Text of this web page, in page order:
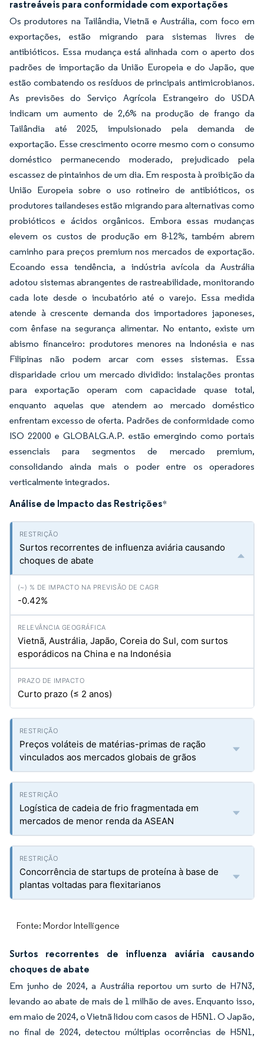
rastreáveis para conformidade com exportações
Os produtores na Tailândia, Vietnã e Austrália, com foco em
exportações, estão migrando para sistemas livres de
antibióticos. Essa mudança está alinhada com o aperto dos
padrões de importação da União Europeia e do Japão, que
estão combatendo os resíduos de principais antimicrobianos.
As previsões do Serviço Agrícola Estrangeiro do USDA
indicam um aumento de 2,6% na produção de frango da
Tailândia até 2025, impulsionado pela demanda de
exportação. Esse crescimento ocorre mesmo com o consumo
doméstico permanecendo moderado, prejudicado pela
escassez de pintainhos de um dia. Em resposta à proibição da
União Europeia sobre o uso rotineiro de antibióticos, os
produtores tailandeses estão migrando para alternativas como
probióticos e ácidos orgânicos. Embora essas mudanças
elevem os custos de produção em 8-12%, também abrem
caminho para preços premium nos mercados de exportação.
Ecoando essa tendência, a indústria avícola da Austrália
adotou sistemas abrangentes de rastreabilidade, monitorando
cada lote desde o incubatório até o varejo. Essa medida
atende à crescente demanda dos importadores japoneses,
com ênfase na segurança alimentar. No entanto, existe um
abismo financeiro: produtores menores na Indonésia e nas
Filipinas não podem arcar com esses sistemas. Essa
disparidade criou um mercado dividido: instalações prontas
para exportação operam com capacidade quase total,
enquanto aquelas que atendem ao mercado doméstico
enfrentam excesso de oferta. Padrões de conformidade como
ISO 22000 e GLOBALG.A.P. estão emergindo como portais
essenciais para segmentos de mercado premium,
consolidando ainda mais o poder entre os operadores
verticalmente integrados.
Análise de Impacto das Restrições*
Surtos recorrentes de influenza aviária causando
choques de abate
-0.42%
Vietnã, Austrália, Japão, Coreia do Sul, com surtos
esporádicos na China e na Indonésia
Curto prazo (≤ 2 anos)
Preços voláteis de matérias-primas de ração
vinculados aos mercados globais de grãos
Logística de cadeia de frio fragmentada em
mercados de menor renda da ASEAN
Concorrência de startups de proteína à base de
plantas voltadas para flexitarianos
Fonte: Mordor Intelligence
Surtos recorrentes de influenza aviária causando
choques de abate
Em junho de 2024, a Austrália reportou um surto de H7N3,
levando ao abate de mais de 1 milhão de aves. Enquanto isso,
em maio de 2024, o Vietnã lidou com casos de H5N1. O Japão,
no final de 2024, detectou múltiplas ocorrências de H5N1,